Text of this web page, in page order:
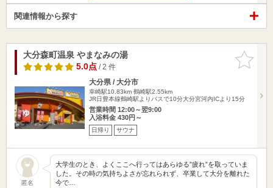
関連情報から探す
お気に入
りに追加
大分森町温泉 やまなみの湯
5.0点/ 2 件
大分県 / 大分市
幸崎駅10.83km 鶴崎駅2.55km
JR日豊本線鶴崎駅よりバスで10分大分宮河内ICより15分
営業時間 12:00～翌9:00
入浴料金 430円～
日帰り サウナ
匿名
大学生のとき、よくここへ行ってはあらゆる”疲れ”を取っていま
した。その時の気持ちよさが忘れられず、卒業して大分を離れた
今で…